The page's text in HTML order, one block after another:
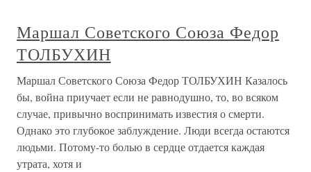
Маршал Советского Союза Федор
ТОЛБУХИН
Маршал Советского Союза Федор ТОЛБУХИН Казалось
бы, война приучает если не равнодушно, то, во всяком
случае, привычно воспринимать известия о смерти.
Однако это глубокое заблуждение. Люди всегда остаются
людьми. Потому-то болью в сердце отдается каждая
утрата, хотя и